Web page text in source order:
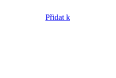
Přidat k